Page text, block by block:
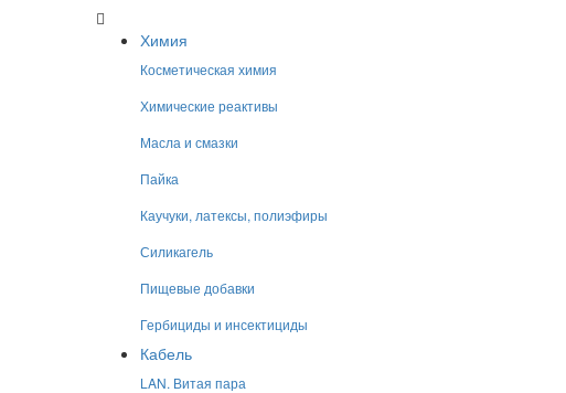
Химия
Косметическая химия
Химические реактивы
Масла и смазки
Пайка
Каучуки, латексы, полиэфиры
Силикагель
Пищевые добавки
Гербициды и инсектициды
Кабель
LAN. Витая пара